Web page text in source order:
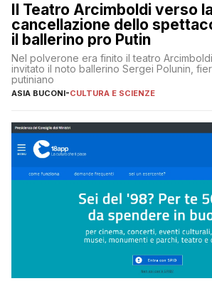
Il Teatro Arcimboldi verso
cancellazione dello
il ballerino pro Putin
Nel polverone era finito il teatro
invitato il noto ballerino Sergei Polunin,
putiniano
ASIA BUCONI-CULTURA E SCIENZE